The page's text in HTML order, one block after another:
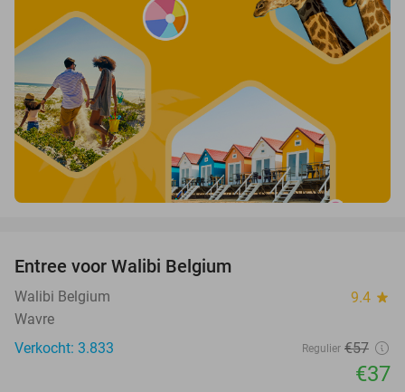
Entree voor Walibi Belgium
Walibi Belgium 9.4 star
Wavre
Verkocht: 3.833
Regulier €57
€37